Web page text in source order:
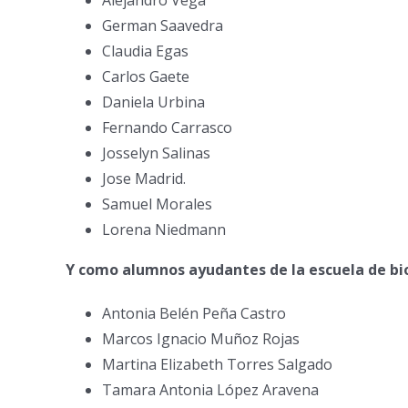
German Saavedra
Claudia Egas
Carlos Gaete
Daniela Urbina
Fernando Carrasco
Josselyn Salinas
Jose Madrid.
Samuel Morales
Lorena Niedmann
Y como alumnos ayudantes de la escuela de
Antonia Belén Peña Castro
Marcos Ignacio Muñoz Rojas
Martina Elizabeth Torres Salgado
Tamara Antonia López Aravena